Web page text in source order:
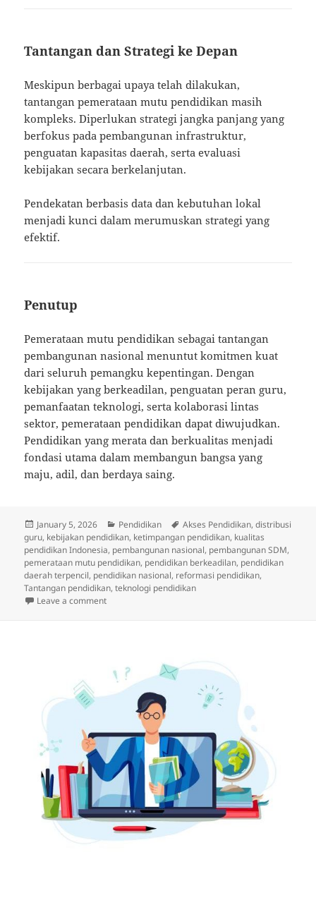
Tantangan dan Strategi ke Depan
Meskipun berbagai upaya telah dilakukan,
tantangan pemerataan mutu pendidikan masih
kompleks. Diperlukan strategi jangka panjang yang
berfokus pada pembangunan infrastruktur,
penguatan kapasitas daerah, serta evaluasi
kebijakan secara berkelanjutan.
Pendekatan berbasis data dan kebutuhan lokal
menjadi kunci dalam merumuskan strategi yang
efektif.
Penutup
Pemerataan mutu pendidikan sebagai tantangan
pembangunan nasional menuntut komitmen kuat
dari seluruh pemangku kepentingan. Dengan
kebijakan yang berkeadilan, penguatan peran guru,
pemanfaatan teknologi, serta kolaborasi lintas
sektor, pemerataan pendidikan dapat diwujudkan.
Pendidikan yang merata dan berkualitas menjadi
fondasi utama dalam membangun bangsa yang
maju, adil, dan berdaya saing.
Posted
on
January 5, 2026 Categories
Pendidikan Tags
Akses Pendidikan,distribusi
guru, kebijakan pendidikan, ketimpangan pendidikan, kualitas
pendidikan Indonesia, pembangunan nasional, pembangunan SDM,
pemerataan mutu pendidikan, pendidikan berkeadilan, pendidikan
daerah terpencil, pendidikan nasional, reformasi pendidikan,
Tantangan pendidikan,teknologi pendidikan
Leave a commenton Pemerataan Mutu Pendidikan sebagai Tantangan